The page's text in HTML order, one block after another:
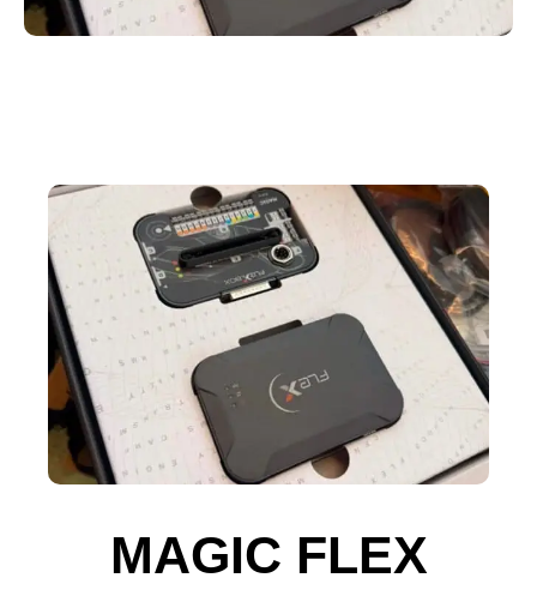
MAGIC FLEX